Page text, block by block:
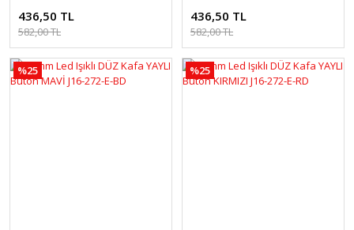
436,50 TL
582,00 TL
436,50 TL
582,00 TL
%25 %25